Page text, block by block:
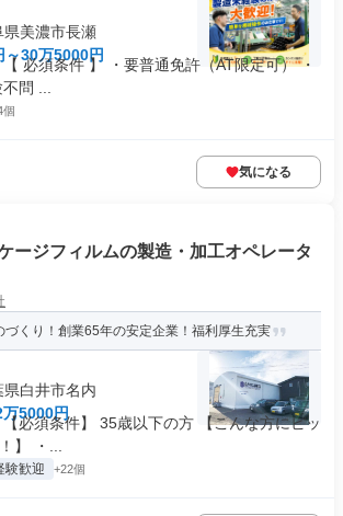
美濃市長瀬
～30万5000円
必須条件 】 ・要普通免許（AT限定可） ・
問 ...
個
気になる
ージフィルムの製造・加工オペレータ
づくり！創業65年の安定企業！福利厚生充実
白井市名内
万5000円
必須条件】 35歳以下の方 【こんな方にピッ
】 ・...
験歓迎 +22個